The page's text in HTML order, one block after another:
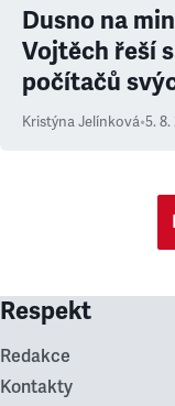
Dusno na
Vojtěch řeší
počítačů
Kristýna Jelínková•5. 8.
Respekt
Redakce
Kontakty